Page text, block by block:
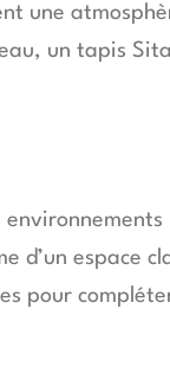
une
un tapis
d’un espace
pour